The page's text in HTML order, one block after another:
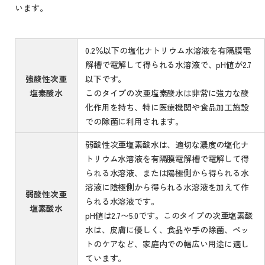
います。
強酸性次亜
塩素酸水
0.2％以下の塩化ナトリウム水溶液を有隔膜電
解槽で電解して得られる水溶液で、pH値が2.7
以下です。
このタイプの次亜塩素酸水は非常に強力な酸
化作用を持ち、特に医療機関や食品加工施設
での除菌に利用されます。
弱酸性次亜
塩素酸水
弱酸性次亜塩素酸水は、適切な濃度の塩化ナ
トリウム水溶液を有隔膜電解槽で電解して得
られる水溶液、または陽極側から得られる水
溶液に陰極側から得られる水溶液を加えて作
られる水溶液です。
pH値は2.7〜5.0です。このタイプの次亜塩素酸
水は、皮膚に優しく、食品や手の除菌、ペッ
トのケアなど、家庭内での幅広い用途に適し
ています。